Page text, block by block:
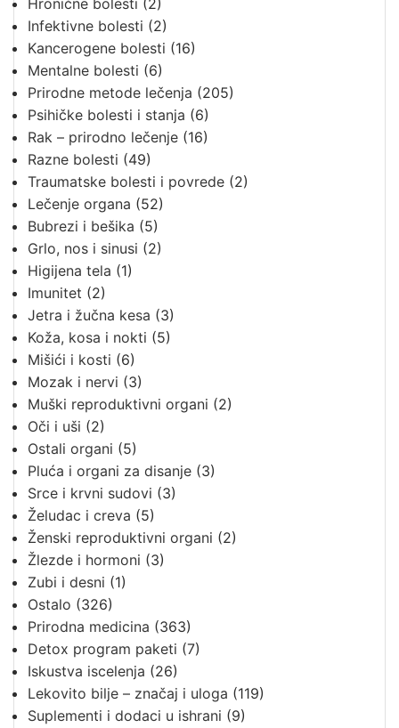
Hronične bolesti (2)
Infektivne bolesti (2)
Kancerogene bolesti (16)
Mentalne bolesti (6)
Prirodne metode lečenja (205)
Psihičke bolesti i stanja (6)
Rak – prirodno lečenje (16)
Razne bolesti (49)
Traumatske bolesti i povrede (2)
Lečenje organa (52)
Bubrezi i bešika (5)
Grlo, nos i sinusi (2)
Higijena tela (1)
Imunitet (2)
Jetra i žučna kesa (3)
Koža, kosa i nokti (5)
Mišići i kosti (6)
Mozak i nervi (3)
Muški reproduktivni organi (2)
Oči i uši (2)
Ostali organi (5)
Pluća i organi za disanje (3)
Srce i krvni sudovi (3)
Želudac i creva (5)
Ženski reproduktivni organi (2)
Žlezde i hormoni (3)
Zubi i desni (1)
Ostalo (326)
Prirodna medicina (363)
Detox program paketi (7)
Iskustva iscelenja (26)
Lekovito bilje – značaj i uloga (119)
Suplementi i dodaci u ishrani (9)